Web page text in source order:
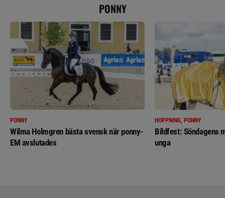
PONNY
PONNY
Wilma Holmgren bästa svensk när ponny-
EM avslutades
HOPPNING, PONNY
Bildfest: Söndagens
unga